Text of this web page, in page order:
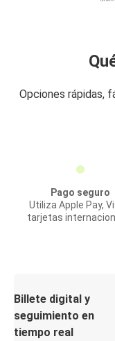
Opciones rápidas,
Pago seguro
Utiliza Apple Pay,
tarjetas
Billete digital y
seguimiento en
tiempo real